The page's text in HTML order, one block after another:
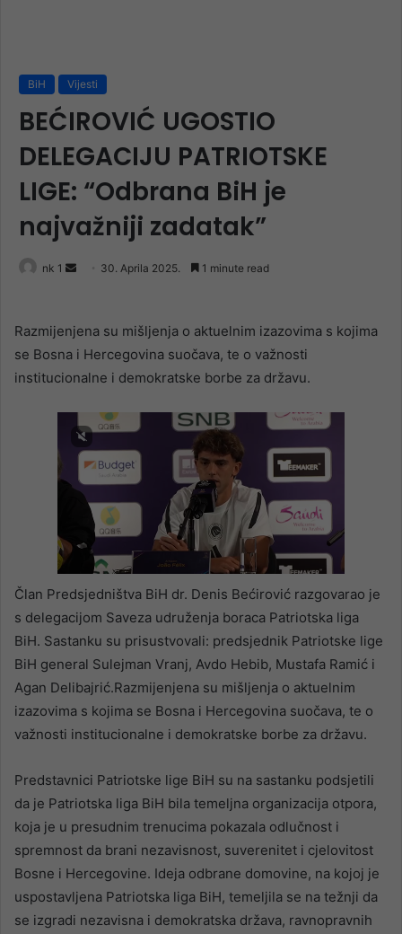
BiH Vijesti
BEĆIROVIĆ UGOSTIO
DELEGACIJU PATRIOTSKE
LIGE: “Odbrana BiH je
najvažniji zadatak”
nk 1
Send 30. Aprila 2025. 1 minute read
Razmijenjena su mišljenja o aktuelnim izazovima s kojima
se Bosna i Hercegovina suočava, te o važnosti
institucionalne i demokratske borbe za državu.
Član Predsjedništva BiH dr. Denis Bećirović razgovarao je
s delegacijom Saveza udruženja boraca Patriotska liga
BiH. Sastanku su prisustvovali: predsjednik Patriotske lige
BiH general Sulejman Vranj, Avdo Hebib, Mustafa Ramić i
Agan Delibajrić.Razmijenjena su mišljenja o aktuelnim
izazovima s kojima se Bosna i Hercegovina suočava, te o
važnosti institucionalne i demokratske borbe za državu.
Predstavnici Patriotske lige BiH su na sastanku podsjetili
da je Patriotska liga BiH bila temeljna organizacija otpora,
koja je u presudnim trenucima pokazala odlučnost i
spremnost da brani nezavisnost, suverenitet i cjelovitost
Bosne i Hercegovine. Ideja odbrane domovine, na kojoj je
uspostavljena Patriotska liga BiH, temeljila se na težnji da
se izgradi nezavisna i demokratska država, ravnopravnih